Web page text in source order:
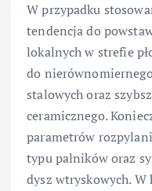
W przypadku
tendencja do
lokalnych w strefie
do
stalowych oraz
ceramicznego.
parametrów
typu palników oraz
dysz wtryskowych.